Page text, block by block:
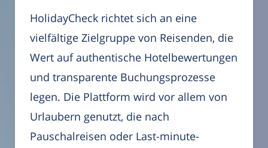
HolidayCheck richtet sich an eine
vielfältige Zielgruppe von Reisenden, die
Wert auf authentische Hotelbewertungen
und transparente Buchungsprozesse
legen. Die Plattform wird vor allem von
Urlaubern genutzt, die nach
Pauschalreisen oder Last-minute-